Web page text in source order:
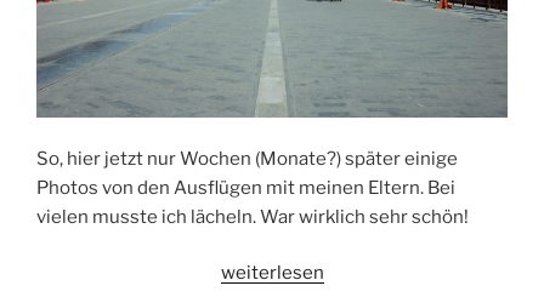
So, hier jetzt nur Wochen (Monate?) später einige
Photos von den Ausflügen mit meinen Eltern. Bei
vielen musste ich lächeln. War wirklich sehr schön!
„Tian’anmen-
weiterlesen